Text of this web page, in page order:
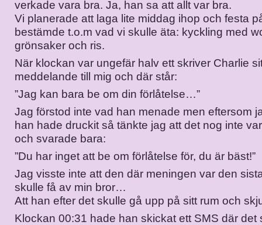
verkade vara bra. Ja, han sa att allt var bra.
Vi planerade att laga lite middag ihop och festa
bestämde t.o.m vad vi skulle äta: kyckling med
grönsaker och ris.
När klockan var ungefär halv ett skriver Charlie
meddelande till mig och där står:
”Jag kan bara be om din förlåtelse…”
Jag förstod inte vad han menade men eftersom
han hade druckit så tänkte jag att det nog inte
och svarade bara:
”Du har inget att be om förlåtelse för, du är bäst!”
Jag visste inte att den där meningen var den
skulle få av min bror…
Att han efter det skulle gå upp på sitt rum och
Klockan 00:31 hade han skickat ett SMS där det